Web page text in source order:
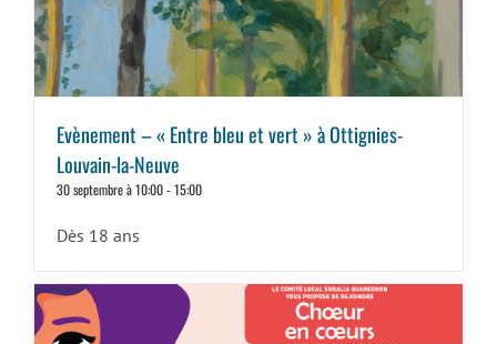
Evènement – « Entre bleu et vert » à Ottignies-
Louvain-la-Neuve
30 septembre à 10:00-15:00
Dès 18 ans